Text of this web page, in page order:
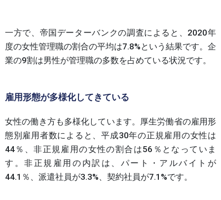
一方で、帝国データーバンクの調査によると、2020年
度の女性管理職の割合の平均は7.8%という結果です。企
業の9割は男性が管理職の多数を占めている状況です。
雇用形態が多様化してきている
女性の働き方も多様化しています。厚生労働省の雇用形
態別雇用者数によると、平成30年の正規雇用の女性は
44％、非正規雇用の女性の割合は56％となっていま
す。非正規雇用の内訳は、パート・アルバイトが
44.1％、派遣社員が3.3%、契約社員が7.1%です。